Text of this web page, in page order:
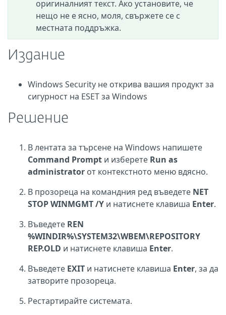
оригиналният текст. Ако установите, че
нещо не е ясно, моля, свържете се с
местната поддръжка.
Издание
Windows Security не открива вашия продукт за
сигурност на ESET за Windows
Решение
В лентата за търсене на Windows напишете
Command Prompt и изберете Run as
administrator от контекстното меню вдясно.
В прозореца на командния ред въведете NET
STOP WINMGMT /Y и натиснете клавиша Enter.
Въведете REN
%WINDIR%\SYSTEM32\WBEM\REPOSITORY
REP.OLD и натиснете клавиша Enter.
Въведете EXIT и натиснете клавиша Enter, за да
затворите прозореца.
Рестартирайте системата.